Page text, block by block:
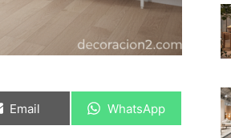
C
Email C
WhatsApp